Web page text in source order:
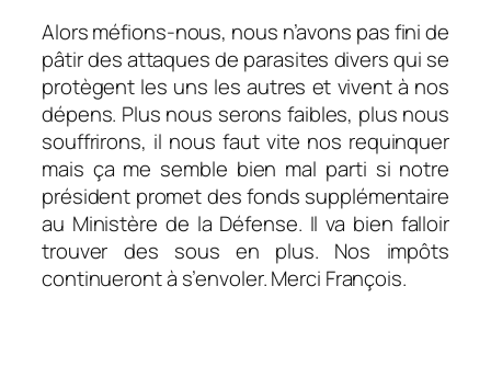
Alors méfions-nous, nous n’avons pas fini de
pâtir des attaques de parasites divers qui se
protègent les uns les autres et vivent à nos
dépens. Plus nous serons faibles, plus nous
souffrirons, il nous faut vite nos requinquer
mais ça me semble bien mal parti si notre
président promet des fonds supplémentaire
au Ministère de la Défense. Il va bien falloir
trouver des sous en plus. Nos impôts
continueront à s’envoler. Merci François.